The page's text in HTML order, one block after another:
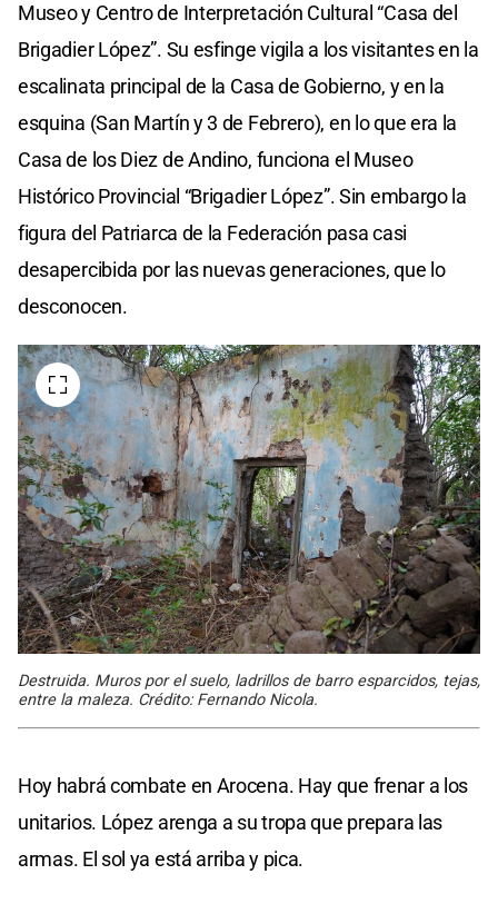
Museo y Centro de Interpretación Cultural “Casa del
Brigadier López”. Su esfinge vigila a los visitantes en la
escalinata principal de la Casa de Gobierno, y en la
esquina (San Martín y 3 de Febrero), en lo que era la
Casa de los Diez de Andino, funciona el Museo
Histórico Provincial “Brigadier López”. Sin embargo la
figura del Patriarca de la Federación pasa casi
desapercibida por las nuevas generaciones, que lo
desconocen.
Destruida. Muros por el suelo, ladrillos de barro esparcidos, tejas,
entre la maleza. Crédito: Fernando Nicola.
Hoy habrá combate en Arocena. Hay que frenar a los
unitarios. López arenga a su tropa que prepara las
armas. El sol ya está arriba y pica.